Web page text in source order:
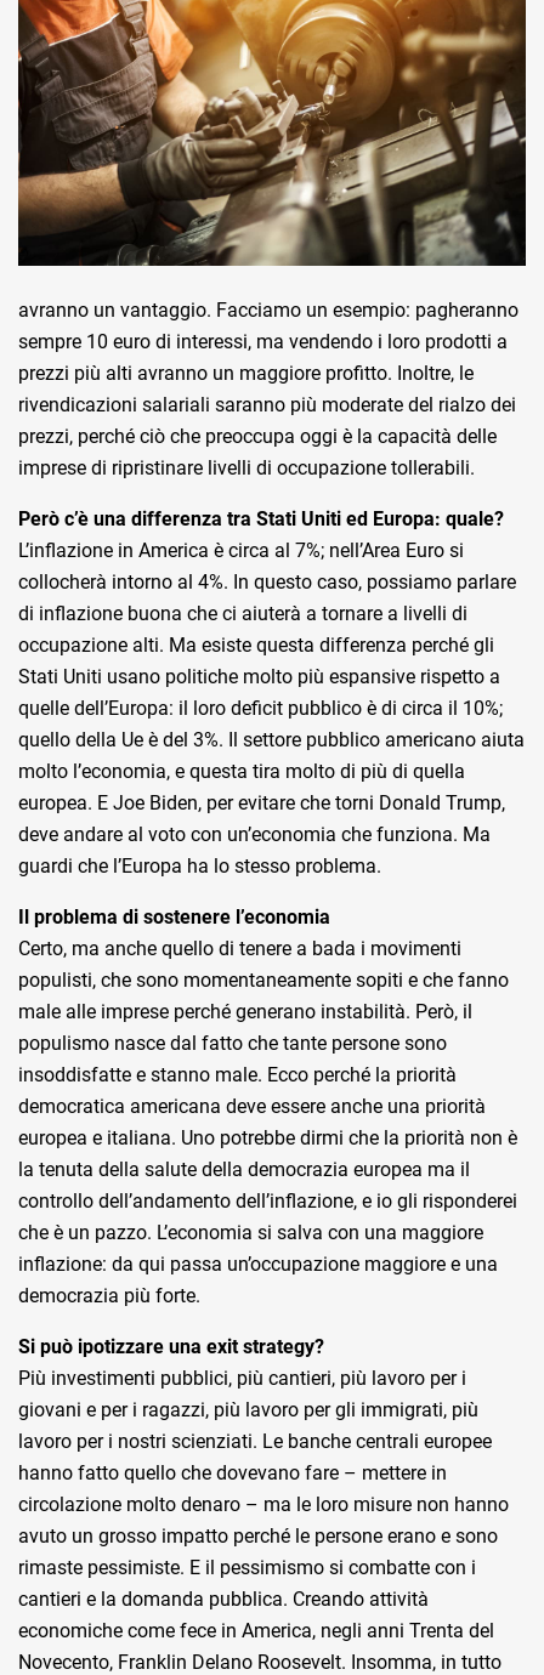
avranno un vantaggio. Facciamo un esempio: pagheranno
sempre 10 euro di interessi, ma vendendo i loro prodotti a
prezzi più alti avranno un maggiore profitto. Inoltre, le
rivendicazioni salariali saranno più moderate del rialzo dei
prezzi, perché ciò che preoccupa oggi è la capacità delle
imprese di ripristinare livelli di occupazione tollerabili.
Però c’è una differenza tra Stati Uniti ed Europa: quale?
L’inflazione in America è circa al 7%; nell’Area Euro si
collocherà intorno al 4%. In questo caso, possiamo parlare
di inflazione buona che ci aiuterà a tornare a livelli di
occupazione alti. Ma esiste questa differenza perché gli
Stati Uniti usano politiche molto più espansive rispetto a
quelle dell’Europa: il loro deficit pubblico è di circa il 10%;
quello della Ue è del 3%. Il settore pubblico americano aiuta
molto l’economia, e questa tira molto di più di quella
europea. E Joe Biden, per evitare che torni Donald Trump,
deve andare al voto con un’economia che funziona. Ma
guardi che l’Europa ha lo stesso problema.
Il problema di sostenere l’economia
Certo, ma anche quello di tenere a bada i movimenti
populisti, che sono momentaneamente sopiti e che fanno
male alle imprese perché generano instabilità. Però, il
populismo nasce dal fatto che tante persone sono
insoddisfatte e stanno male. Ecco perché la priorità
democratica americana deve essere anche una priorità
europea e italiana. Uno potrebbe dirmi che la priorità non è
la tenuta della salute della democrazia europea ma il
controllo dell’andamento dell’inflazione, e io gli risponderei
che è un pazzo. L’economia si salva con una maggiore
inflazione: da qui passa un’occupazione maggiore e una
democrazia più forte.
Si può ipotizzare una exit strategy?
Più investimenti pubblici, più cantieri, più lavoro per i
giovani e per i ragazzi, più lavoro per gli immigrati, più
lavoro per i nostri scienziati. Le banche centrali europee
hanno fatto quello che dovevano fare – mettere in
circolazione molto denaro – ma le loro misure non hanno
avuto un grosso impatto perché le persone erano e sono
rimaste pessimiste. E il pessimismo si combatte con i
cantieri e la domanda pubblica. Creando attività
economiche come fece in America, negli anni Trenta del
Novecento, Franklin Delano Roosevelt. Insomma, in tutto